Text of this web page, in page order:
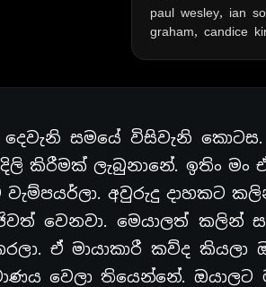
paul wesley, ian
graham, candice
දෙවැනි සමයේ විසිවැනි
කිරීමක් ලැබුනානේ. ඉතිං මං
අවුරුදු දාහකට
වෙනවා. මෙයාලත් කලින්
ඒ මායාකාරී කව්ද කියලා
වෙලා තියෙන්නේ.